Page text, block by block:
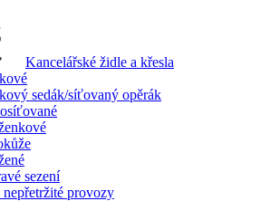
Kancelářské židle a křesla
sedák/síťovaný opěrák
sezení
nepřetržité provozy